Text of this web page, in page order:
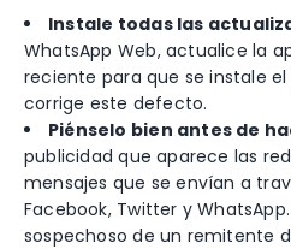
Instale todas las
WhatsApp Web, actualice la
reciente para que se instale
corrige este defecto.
Piénselo bien antes de
publicidad que aparece las
mensajes que se envían a
Facebook, Twitter y
sospechoso de un remitente